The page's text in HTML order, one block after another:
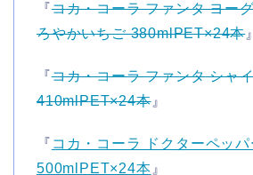
『コカ・コーラ ファンタ ヨー
ろやかいちご 380mlPET×24本』
『コカ・コーラ ファンタ シャ
410mlPET×24本』
『 コカ・コーラ ドクターペッパ
500mlPET×24本』